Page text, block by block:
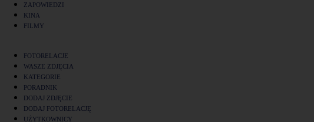
ZAPOWIEDZI
KINA
FILMY
FOTORELACJE
WASZE ZDJĘCIA
KATEGORIE
PORADNIK
DODAJ ZDJĘCIE
DODAJ FOTORELACJĘ
UŻYTKOWNICY